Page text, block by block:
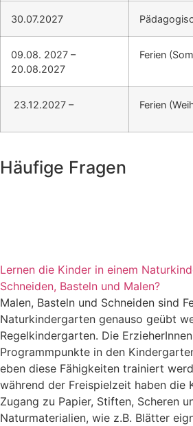
30.07.2027
09.08. 2027 –
20.08.2027
Ferien
23.12.2027 – Ferien
Häufige Fragen
Lernen die Kinder in einem
Schneiden, Basteln und Malen?
Malen, Basteln und Schneiden sind
Naturkindergarten genauso geübt
Regelkindergarten. Die
Programmpunkte in den
eben diese Fähigkeiten trainiert
während der Freispielzeit haben die
Zugang zu Papier, Stiften, Scheren
Naturmaterialien, wie z.B. Blätter